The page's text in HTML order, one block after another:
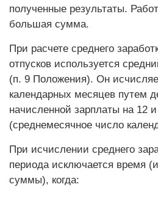
полученные результаты.
большая сумма.
При расчете среднего
отпусков используется
(п. 9 Положения). Он
календарных месяцев путем
начисленной зарплаты на 12
(среднемесячное число
При исчислении среднего
периода исключается время
суммы), когда: